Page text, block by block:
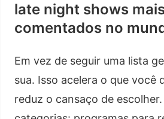
late night shows
comentados no
Em vez de seguir uma lista
sua. Isso acelera o que você
reduz o cansaço de